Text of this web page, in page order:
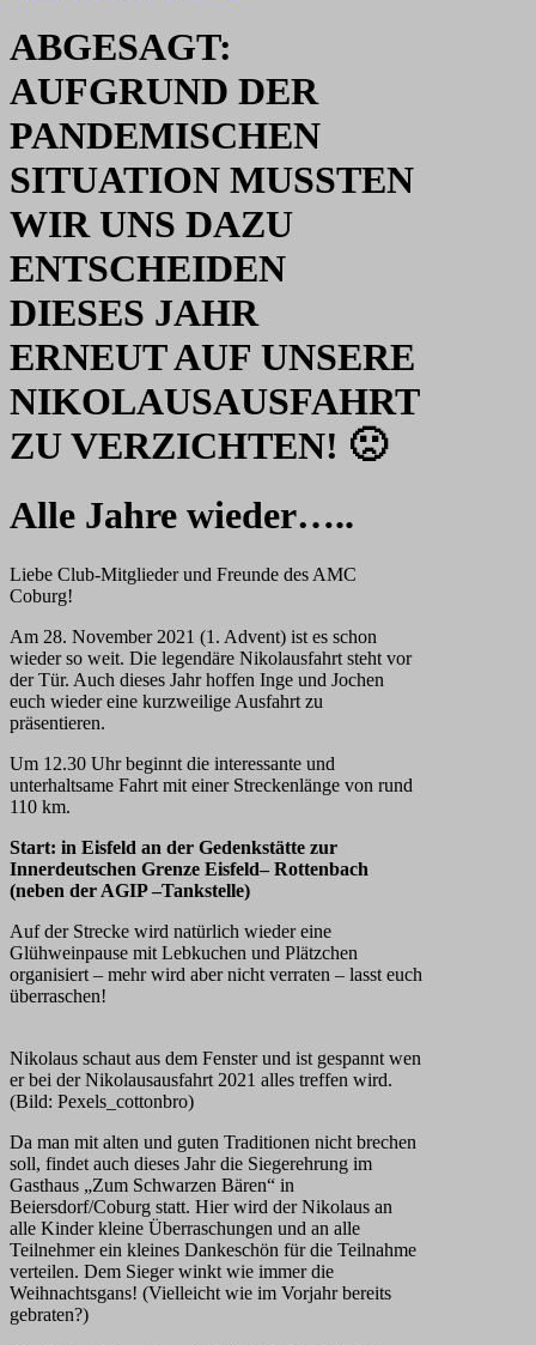
ABGESAGT:
AUFGRUND DER
PANDEMISCHEN
SITUATION MUSSTEN
WIR UNS DAZU
ENTSCHEIDEN
DIESES JAHR
ERNEUT AUF UNSERE
NIKOLAUSAUSFAHRT
ZU VERZICHTEN! 🙁
Alle Jahre wieder…..
Liebe Club-Mitglieder und Freunde des AMC
Coburg!
Am 28. November 2021 (1. Advent) ist es schon
wieder so weit. Die legendäre Nikolausfahrt steht vor
der Tür. Auch dieses Jahr hoffen Inge und Jochen
euch wieder eine kurzweilige Ausfahrt zu
präsentieren.
Um 12.30 Uhr beginnt die interessante und
unterhaltsame Fahrt mit einer Streckenlänge von rund
110 km.
Start: in Eisfeld an der Gedenkstätte zur
Innerdeutschen Grenze Eisfeld– Rottenbach
(neben der AGIP –Tankstelle)
Auf der Strecke wird natürlich wieder eine
Glühweinpause mit Lebkuchen und Plätzchen
organisiert – mehr wird aber nicht verraten – lasst euch
überraschen!
Nikolaus schaut aus dem Fenster und ist gespannt wen
er bei der Nikolausausfahrt 2021 alles treffen wird.
(Bild: Pexels_cottonbro)
Da man mit alten und guten Traditionen nicht brechen
soll, findet auch dieses Jahr die Siegerehrung im
Gasthaus „Zum Schwarzen Bären“ in
Beiersdorf/Coburg statt. Hier wird der Nikolaus an
alle Kinder kleine Überraschungen und an alle
Teilnehmer ein kleines Dankeschön für die Teilnahme
verteilen. Dem Sieger winkt wie immer die
Weihnachtsgans! (Vielleicht wie im Vorjahr bereits
gebraten?)